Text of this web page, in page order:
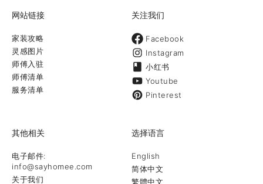
网站链接
家装攻略
灵感图片
师傅入驻
师傅清单
服务清单
关注我们
Facebook
Instagram
小红书
Youtube
Pinterest
其他相关
电子邮件:
info@sayhomee.com
关于我们
选择语言
English
简体中文
繁體中文